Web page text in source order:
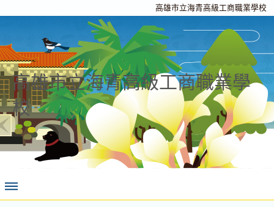
高雄市立海青高級工商職業學校
高雄市立海青高級工商職業學
校